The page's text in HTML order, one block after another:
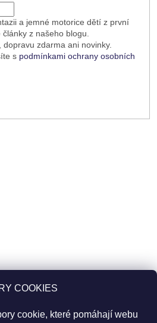
COOKIES
cookie, které pomáhají webu
a jemné motorice dětí z první
z našeho blogu.
zdarma ani novinky.
s podmínkami ochrany osobních